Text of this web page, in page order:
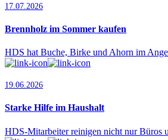
17.07.2026
Brennholz im Sommer kaufen
HDS hat Buche, Birke und Ahorn im
19.06.2026
Starke Hilfe im Haushalt
HDS-Mitarbeiter reinigen nicht nur Büros